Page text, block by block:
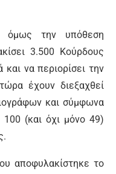
όμως την υπόθεση
3.500 Κούρδους
και να περιορίσει την
έχουν διεξαχθεί
και σύμφωνα
(και όχι μόνο 49)
αποφυλακίστηκε το